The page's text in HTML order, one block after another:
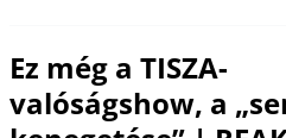
Ez még a TISZA-
valóságshow, a